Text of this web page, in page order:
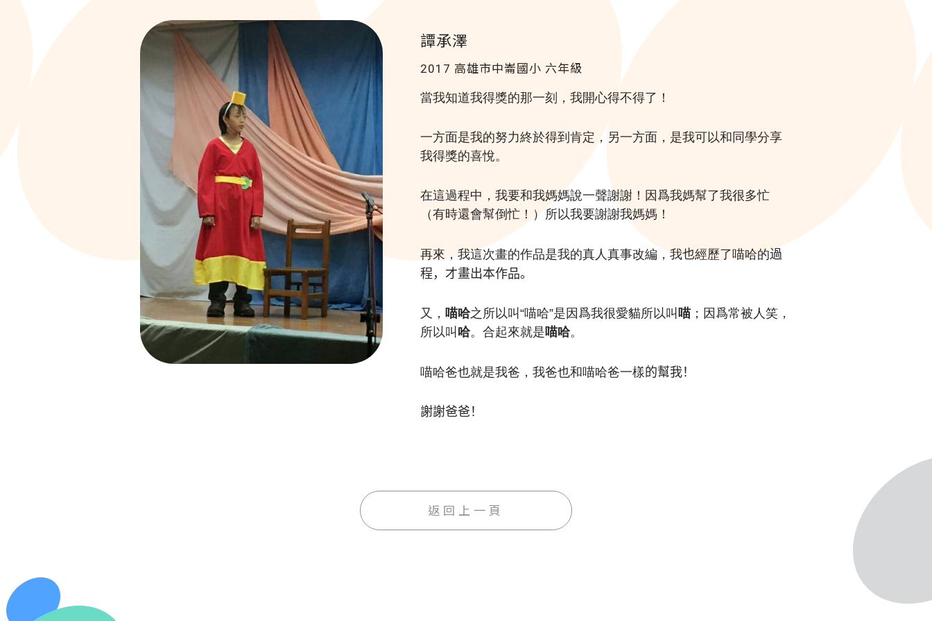
譚承澤
2017 高雄市中崙國小 六年級
當我知道我得獎的那一刻，我開心得不得了！
一方面是我的努力終於得到肯定，另一方面，是我可以和同學分享
我得獎的喜悅。
在這過程中，我要和我媽媽說一聲謝謝！因爲我媽幫了我很多忙
（有時還會幫倒忙！）所以我要謝謝我媽媽！
再來，我這次畫的作品是我的真人真事改編，我也經歷了喵哈的過
程，才畫出本作品。
又， 喵哈之所以叫“喵哈”是因爲我很愛貓所以叫 喵；因爲常被人笑，
所以叫 哈。合起來就是喵哈。
喵哈爸也就是我爸，我爸也和喵哈爸一樣的幫我！
謝謝爸爸！
返回上一頁